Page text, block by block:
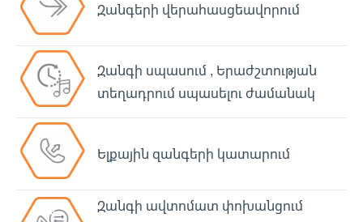
Զանգերի վերահասցեավորում
Զանգի սպասում , Երաժշտության
տեղադրում սպասելու ժամանակ
Ելքային զանգերի կատարում
Զանգի ավտոմատ փոխանցում